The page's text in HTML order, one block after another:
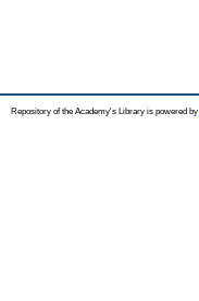
Repository of the Academy's Library is powered by